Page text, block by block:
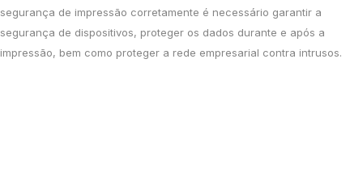
segurança de impressão corretamente é necessário garantir a
segurança de dispositivos, proteger os dados durante e após a
impressão, bem como proteger a rede empresarial contra intrusos.